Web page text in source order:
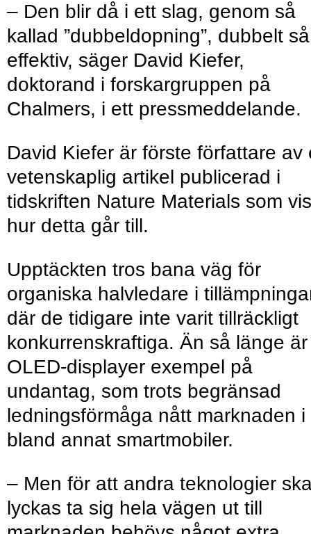
– Den blir då i ett slag, genom så
kallad ”dubbeldopning”, dubbelt så
effektiv, säger David Kiefer,
doktorand i forskargruppen på
Chalmers, i ett pressmeddelande.
David Kiefer är förste författare av
vetenskaplig artikel publicerad i
tidskriften Nature Materials som
hur detta går till.
Upptäckten tros bana väg för
organiska halvledare i
där de tidigare inte varit tillräckligt
konkurrenskraftiga. Än så länge är
OLED-displayer exempel på
undantag, som trots begränsad
ledningsförmåga nått marknaden i
bland annat smartmobiler.
– Men för att andra teknologier
lyckas ta sig hela vägen ut till